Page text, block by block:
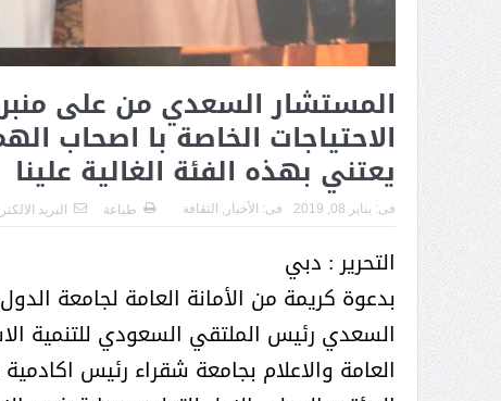
المستشار السعدي من على
الاحتياجات الخاصة با اصحاب
يعتني بهذه الفئة الغالية علينا
فى: يناير 08, 2019 فى: الأخبار , الثقافة طباعة البريد
التحرير : دبي
بدعوة كريمة من الأمانة العامة لجامعة
السعدي رئيس الملتقي السعودي للتنمية
العامة والاعلام بجامعة شقراء رئيس
بمواصفات إنسانية نادرة